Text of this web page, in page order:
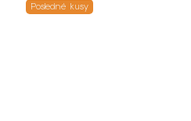
Posledné kusy